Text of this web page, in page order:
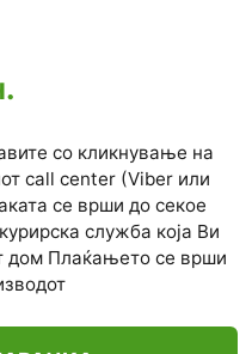
со кликнување на
call center (Viber или
се врши до секое
служба која Ви
дом Плаќањето се врши